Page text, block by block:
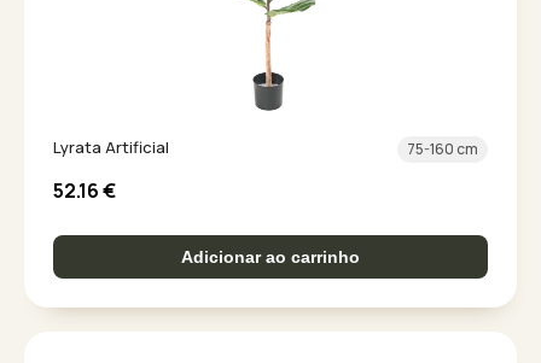
Lyrata Artificial 75-160 cm
52.16€
Adicionar ao carrinho